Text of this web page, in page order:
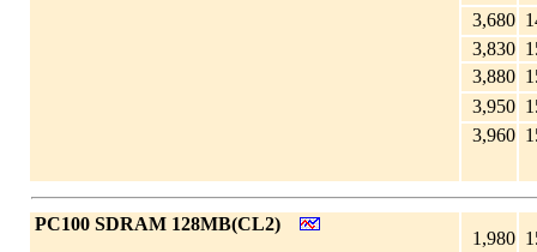
3,680
3,830
3,880
3,950
3,960
PC100 SDRAM 128MB(CL2)
1,980